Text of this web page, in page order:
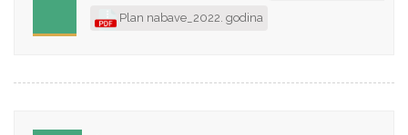
Plan nabave_2022. godina